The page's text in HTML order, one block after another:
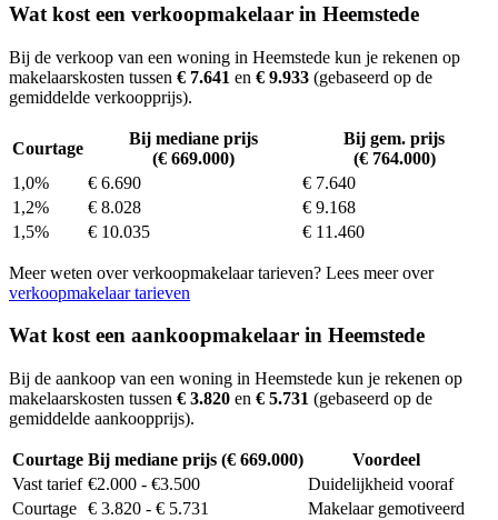
Wat kost een verkoopmakelaar in Heemstede
Bij de verkoop van een woning in Heemstede kun je rekenen op
makelaarskosten tussen € 7.641 en € 9.933 (gebaseerd op de
gemiddelde verkoopprijs).
Courtage
Bij mediane prijs
(€ 669.000)
Bij gem. prijs
(€ 764.000)
1,0%
€ 6.690
€ 7.640
1,2%
€ 8.028
€ 9.168
1,5%
€ 10.035 € 11.460
Meer weten over verkoopmakelaar tarieven? Lees meer over
verkoopmakelaar tarieven
Wat kost een aankoopmakelaar in Heemstede
Bij de aankoop van een woning in Heemstede kun je rekenen op
makelaarskosten tussen € 3.820 en € 5.731 (gebaseerd op de
gemiddelde aankoopprijs).
Courtage Bij mediane prijs (€ 669.000)
Voordeel
Vast tarief €2.000 - €3.500
Duidelijkheid vooraf
Courtage € 3.820 - € 5.731 Makelaar gemotiveerd